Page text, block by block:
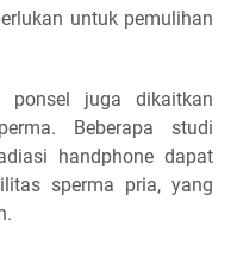
untuk pemulihan
ponsel juga dikaitkan
Beberapa studi
handphone dapat
sperma pria, yang